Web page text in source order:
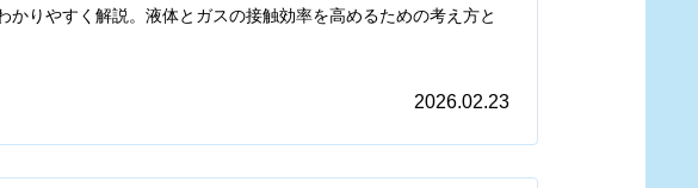
りやすく解説。液体とガスの接触効率を高めるための考え方と
2026.02.23